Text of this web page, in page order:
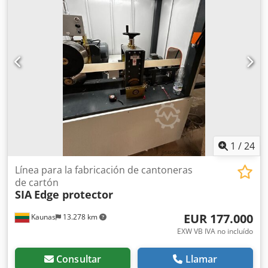
entrega: 700 mm, dimensiones de la máquina: 380 x 280 x
195 cm. Número de máquina: 11801 Dkodpfxswnqrgj Adisr
1 /24
Kaunas 13.278 km
Línea para la fabricación de cantoneras
de cartón
SIA Edge protector
EUR 177.000
EXW VB IVA no incluído
Consultar Llamar